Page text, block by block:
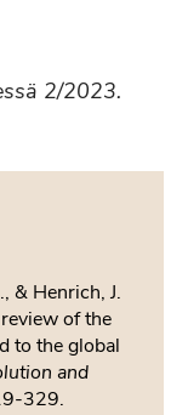
2/2023.
& Henrich, J.
of the
to the global
and
329.